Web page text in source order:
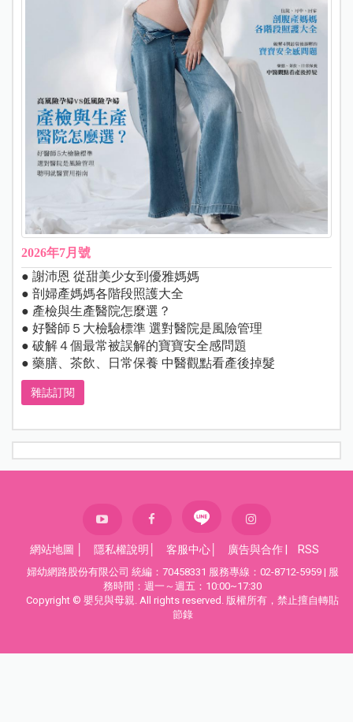
2026年7月號
● 謝沛恩 從甜美少女到優雅媽媽
● 剖婦產媽媽各階段照護大全
● 產檢與生產醫院怎麼選？
● 好醫師５大檢驗標準 選對醫院是風險管理
● 破解４個最常被誤解的寶寶安全感問題
● 藥膳、茶飲、日常保養 中醫觀點看產後掉髮
雜誌訂閱
網站地圖 隱私權說明 客服中心 廣告與合作| RSS
婦幼網路股份有限公司 統編：70458331 服務專線：02-8712-5959 | 服
務時間：週一～週五：10:00~17:30
Copyright © 嬰兒與母親. All rights reserved. 版權所有，禁止擅自轉貼
節錄